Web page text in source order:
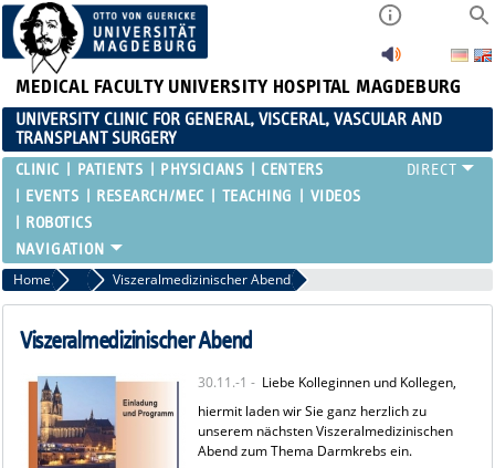
MEDICAL FACULTY UNIVERSITY HOSPITAL MAGDEBURG
UNIVERSITY CLINIC FOR GENERAL, VISCERAL, VASCULAR AND
TRANSPLANT SURGERY
CLINIC PATIENTS PHYSICIANS
CENTERS
EVENTS
RESEARCH/MEC TEACHING
VIDEOS
ROBOTICS
Home Past events
Viszeralmedizinischer Abend
Viszeralmedizinischer Abend
30.11.-1 - Liebe Kolleginnen und Kollegen,
hiermit laden wir Sie ganz herzlich zu
unserem nächsten Viszeralmedizinischen
Abend zum Thema Darmkrebs ein.